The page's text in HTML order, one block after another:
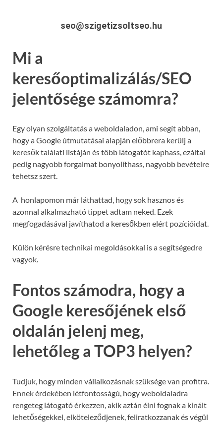
seo@szigetizsoltseo.hu
Mi a
keresőoptimalizálás/SEO
jelentősége számomra?
Egy olyan szolgáltatás a weboldaladon, ami segít abban,
hogy a Google útmutatásai alapján előbbrera kerülj a
keresők találati listáján és több látogatót kaphass, ezáltal
pedig nagyobb forgalmat bonyolíthass, nagyobb bevételre
tehetsz szert.
A honlapomon már láthattad, hogy sok hasznos és
azonnal alkalmazható tippet adtam neked. Ezek
megfogadásával javíthatod a keresőkben elért pozícióidat.
Külön kérésre technikai megoldásokkal is a segítségedre
vagyok.
Fontos számodra, hogy a
Google keresőjének első
oldalán jelenj meg,
lehetőleg a TOP3 helyen?
Tudjuk, hogy minden vállalkozásnak szüksége van profitra.
Ennek érdekében létfontosságú, hogy weboldaladra
rengeteg látogató érkezzen, akik aztán élni fognak a kínált
lehetőségekkel, elköteleződjenek, feliratkozzanak és végül